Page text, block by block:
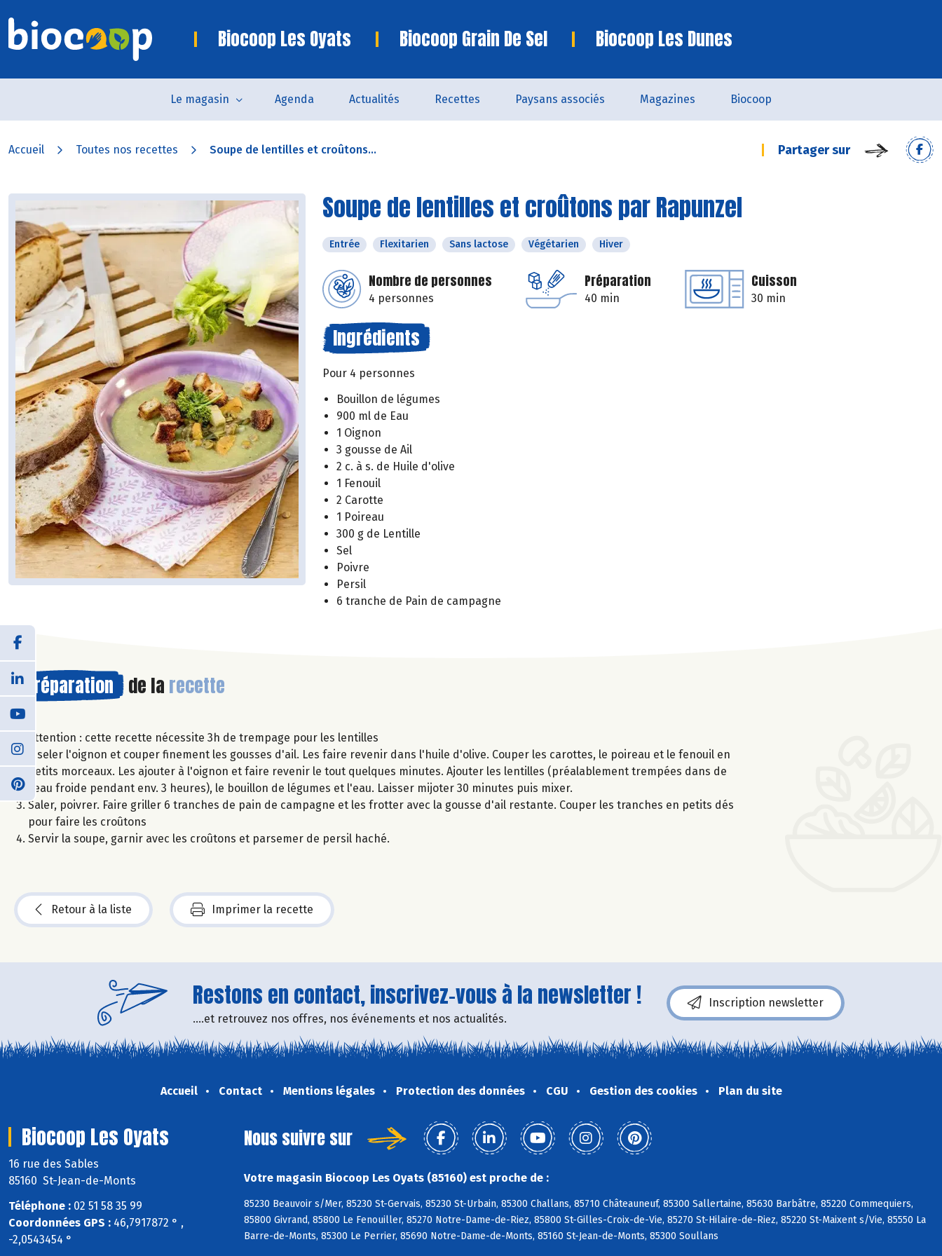
Biocoop Les Oyats Biocoop Grain De Sel Biocoop Les Dunes
Le magasin Agenda Actualités Recettes Paysans associés Magazines Biocoop
Accueil Toutes nos recettes Soupe de lentilles et croûtons... Partager sur
Soupe de lentilles et croûtons par Rapunzel
Entrée Flexitarien Sans lactose Végétarien Hiver
Nombre de personnes
4 personnes
Préparation
40 min
Cuisson
30 min
Ingrédients
Pour 4 personnes
Bouillon de légumes
900 ml de Eau
1 Oignon
3 gousse de Ail
2 c. à s. de Huile d'olive
1 Fenouil
2 Carotte
1 Poireau
300 g de Lentille
Sel
Poivre
Persil
6 tranche de Pain de campagne
Préparation de la recette
Attention : cette recette nécessite 3h de trempage pour les lentilles
Ciseler l'oignon et couper finement les gousses d'ail. Les faire revenir dans l'huile d'olive. Couper les carottes, le poireau et le fenouil en
petits morceaux. Les ajouter à l'oignon et faire revenir le tout quelques minutes. Ajouter les lentilles (préalablement trempées dans de
l'eau froide pendant env. 3 heures), le bouillon de légumes et l'eau. Laisser mijoter 30 minutes puis mixer.
Saler, poivrer. Faire griller 6 tranches de pain de campagne et les frotter avec la gousse d'ail restante. Couper les tranches en petits dés
pour faire les croûtons
Servir la soupe, garnir avec les croûtons et parsemer de persil haché.
Retour à la liste Imprimer la recette
Restons en contact, inscrivez-vous à la newsletter !
....et retrouvez nos offres, nos événements et nos actualités.
Inscription newsletter
Accueil Contact Mentions légales Protection des données CGU Gestion des cookies Plan du site
Biocoop Les Oyats
16 rue des Sables
85160 St-Jean-de-Monts
Téléphone : 02 51 58 35 99
Coordonnées GPS : 46,7917872 ° ,
-2,0543454 °
Nous suivre sur
Votre magasin Biocoop Les Oyats (85160) est proche de :
85230 Beauvoir s/Mer, 85230 St-Gervais, 85230 St-Urbain, 85300 Challans, 85710 Châteauneuf, 85300 Sallertaine, 85630 Barbâtre, 85220 Commequiers,
85800 Givrand, 85800 Le Fenouiller, 85270 Notre-Dame-de-Riez, 85800 St-Gilles-Croix-de-Vie, 85270 St-Hilaire-de-Riez, 85220 St-Maixent s/Vie, 85550 La
Barre-de-Monts, 85300 Le Perrier, 85690 Notre-Dame-de-Monts, 85160 St-Jean-de-Monts, 85300 Soullans